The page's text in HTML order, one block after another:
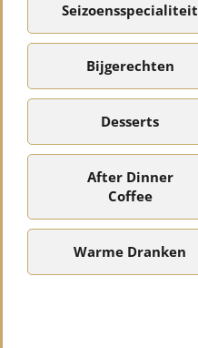
Seizoensspecialiteit
Bijgerechten
Desserts
After Dinner
Coffee
Warme Dranken